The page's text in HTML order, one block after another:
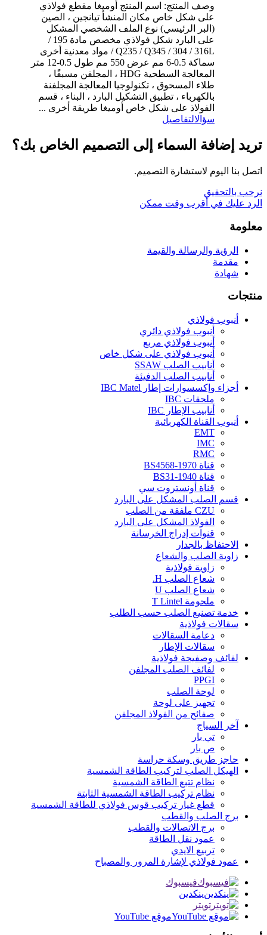
وصف المنتج: اسم المنتج أوميغا مقطع فولاذي
على شكل خاص مكان المنشأ تيانجين ، الصين
(البر الرئيسي) نوع الملف الشخصي المشكل
على البارد شكل فولاذي مخصص مادة 195 /
Q235 / Q345 / 304 / 316L / مواد معدنية أخرى
سماكة 0.5-6 مم عرض 550 مم طول 0.5-12 متر
المعالجة السطحية HDG ، المجلفن مسبقًا ،
طلاء المسحوق ، تكنولوجيا المعالجة المجلفنة
بالكهرباء ، تطبيق التشكيل البارد ، البناء ، قسم
الفولاذ على شكل خاص أوميغا طريقة أخرى ...
سؤالالتفاصيل
تريد إضافة السماء إلى التصميم الخاص بك؟
اتصل بنا اليوم لاستشارة التصميم.
نرحب بالتحقيق
الرد عليك في أقرب وقت ممكن
معلومة
الرؤية والرسالة والقيمة
مقدمة
شهادة
منتجات
أنبوب فولاذي
أنبوب فولاذي دائري
أنبوب فولاذي مربع
أنبوب فولاذي على شكل خاص
أنابيب الصلب SSAW
أنابيب الصلب الدفيئة
أجزاء وإكسسوارات إطار IBC Matel
ملحقات IBC
أنابيب الإطار IBC
أنبوب القناة الكهربائية
EMT
IMC
RMC
قناة BS4568-1970
قناة BS31-1940
قناة أونستروت سي
قسم الصلب المشكل على البارد
CZU ملفقة من الصلب
الفولاذ المشكل على البارد
قنوات إدراج الخرسانة
الاحتفاظ بالجدار
زاوية الصلب والشعاع
زاوية فولاذية
شعاع الصلب H.
شعاع الصلب U
ملحومة T Lintel
خدمة تصنيع الصلب حسب الطلب
سقالات فولاذية
دعامة السقالات
سقالات الإطار
لفائف وصفيحة فولاذية
لفائف الصلب المجلفن
PPGI
لوحة الصلب
تجهيز على لوحة
صفائح من الفولاذ المجلفن
آخر السياج
تي بار
ص بار
حاجز طريق وسكة حراسة
الهيكل الصلب لتركيب الطاقة الشمسية
نظام تتبع الطاقة الشمسية
نظام تركيب الطاقة الشمسية الثابتة
قطع غيار تركيب قوس فولاذي للطاقة الشمسية
برج الصلب والقطب
برج الاتصالات والقطب
عمود نقل الطاقة
تربيع الايدي
عمود فولاذي لإشارة المرور والمصباح
فيسبوك
ينكدين
تويتر
موقع YouTube